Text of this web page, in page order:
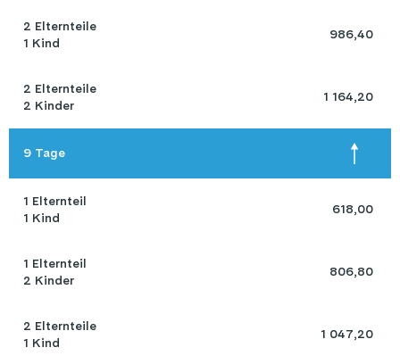
2 Elternteile
1 Kind
986,40
2 Elternteile
2 Kinder
1 164,20
9 Tage
1 Elternteil
1 Kind
618,00
1 Elternteil
2 Kinder
806,80
2 Elternteile
1 Kind
1 047,20